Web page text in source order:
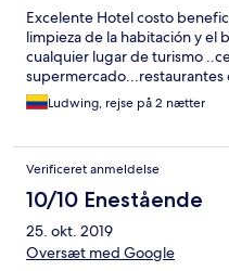
Excelente Hotel costo
limpieza de la habitación y el
cualquier lugar de turismo
Ludwing, rejse på 2 nætter
Verificeret anmeldelse
10/10 Enestående
25. okt. 2019
Oversæt med Google